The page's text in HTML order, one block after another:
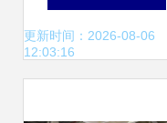
工厂名单 互联网信
更新时间：2026-08-06
12:03:16